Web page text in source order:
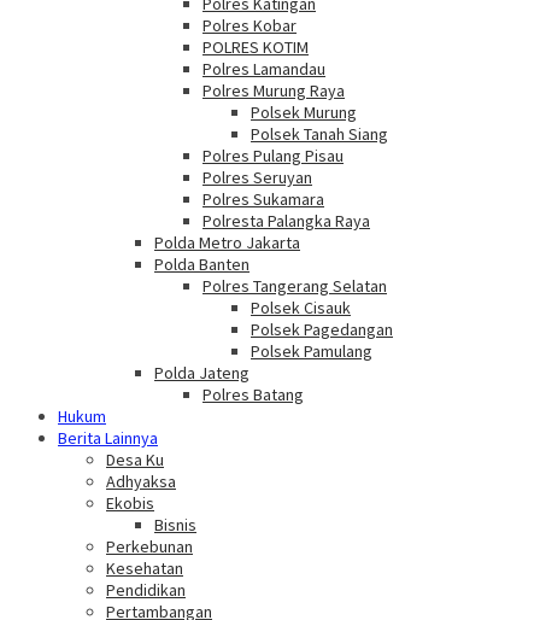
Polres Kobar
POLRES KOTIM
Polres Lamandau
Polres Murung Raya
Polsek Murung
Polsek Tanah Siang
Polres Pulang Pisau
Polres Seruyan
Polres Sukamara
Polresta Palangka Raya
Polda Metro Jakarta
Polda Banten
Polres Tangerang Selatan
Polsek Cisauk
Polsek Pagedangan
Polsek Pamulang
Polda Jateng
Polres Batang
Hukum
Berita Lainnya
Desa Ku
Adhyaksa
Ekobis
Bisnis
Perkebunan
Kesehatan
Pendidikan
Pertambangan